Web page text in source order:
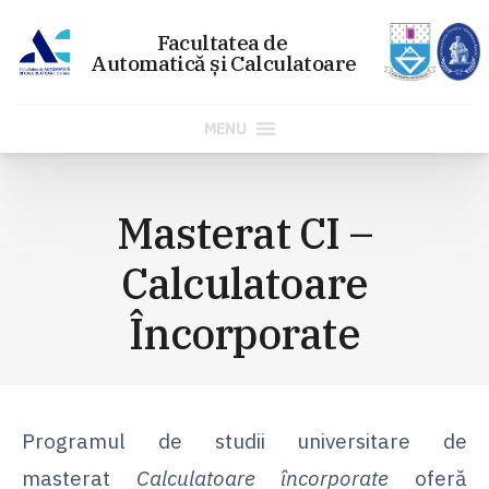
MENU
Masterat CI –
Calculatoare
Încorporate
Programul de studii universitare de
masterat Calculatoare încorporate oferă